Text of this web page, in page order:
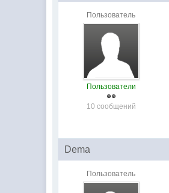
Пользователь
Пользователи
10 сообщений
Dema
Пользователь